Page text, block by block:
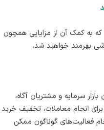
که به کمک آن از مزایایی همچون
بهرمند خواهید شد.
سرمایه و مشتریان آگاه،
انجام معاملات، تخفیف خرید
فعالیت‌های گوناگون ممکن